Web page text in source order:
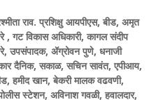
राव. प्रशिक्षु आयपीएस, बीड, अमृत
, गट विकास अधिकारी, कागल संदीप
उपसंपादक, ॲग्रोवन पुणे, धनाजी
दैनिक, सकाळ, सचिन सावंत, एपीआय,
हमीद खान, बेकरी मालक वढवणी,
स्टेशन, अविनाश गवळी, हवालदार,